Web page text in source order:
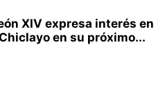
XIV expresa interés en
en su próximo...